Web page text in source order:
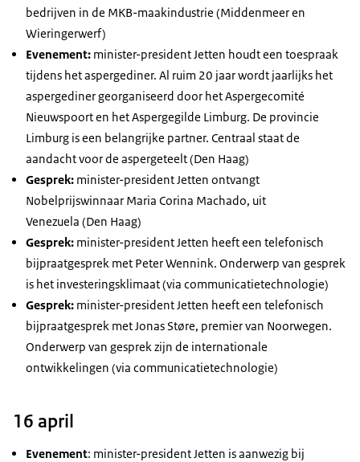
bedrijven in de MKB-maakindustrie (Middenmeer en
Wieringerwerf)
Evenement: minister-president Jetten houdt een toespraak
tijdens het aspergediner. Al ruim 20 jaar wordt jaarlijks het
aspergediner georganiseerd door het Aspergecomité
Nieuwspoort en het Aspergegilde Limburg. De provincie
Limburg is een belangrijke partner. Centraal staat de
aandacht voor de aspergeteelt (Den Haag)
Gesprek: minister-president Jetten ontvangt
Nobelprijswinnaar Maria Corina Machado, uit
Venezuela (Den Haag)
Gesprek: minister-president Jetten heeft een telefonisch
bijpraatgesprek met Peter Wennink. Onderwerp van gesprek
is het investeringsklimaat (via communicatietechnologie)
Gesprek: minister-president Jetten heeft een telefonisch
bijpraatgesprek met Jonas Støre, premier van Noorwegen.
Onderwerp van gesprek zijn de internationale
ontwikkelingen (via communicatietechnologie)
16 april
Evenement: minister-president Jetten is aanwezig bij